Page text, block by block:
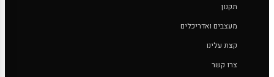
תקנון
מעצבים ואדריכלים
קצת עלינו
צרו קשר